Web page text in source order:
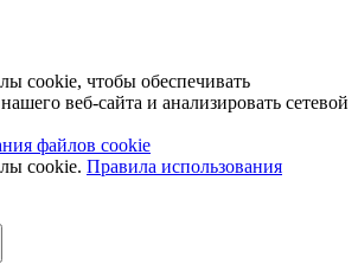
cookie, чтобы обеспечивать
веб-сайта и анализировать сетевой
файлов cookie
cookie. Правила использования